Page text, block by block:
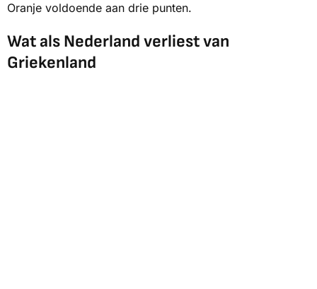
Oranje voldoende aan drie punten.
Wat als Nederland verliest van
Griekenland